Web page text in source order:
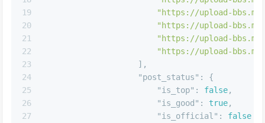
18
19
20
21
22
23
24
25
26
"https://upload-
"https://upload-
"https://upload-
"https://upload-
],
"post_status"
{
"is_top": false
"is_good": true ,